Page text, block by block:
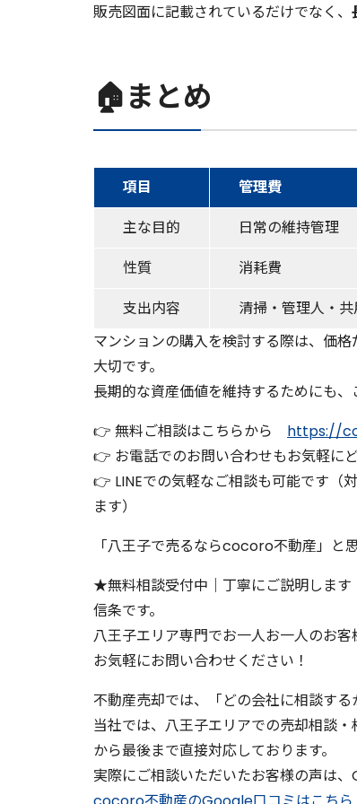
販売図面に記載されているだけでなく、
🏠まとめ
項目 管理費
主な目的
日常の維持管理
性質
消耗費
支出内容
清掃・管理人・
マンションの購入を検討する際は、価格
大切です。
長期的な資産価値を維持するためにも
👉 無料ご相談はこちらから https://
👉 お電話でのお問い合わせもお気軽に
👉 LINEでの気軽なご相談も可能です（
ます）
「八王子で売るならcocoro不動産」と
★無料相談受付中｜丁寧にご説明しま
信条です。
八王子エリア専門でお一人お一人のお客
お気軽にお問い合わせください！
不動産売却では、「どの会社に相談する
当社では、八王子エリアでの売却相談
から最後まで直接対応しております。
実際にご相談いただいたお客様の声は